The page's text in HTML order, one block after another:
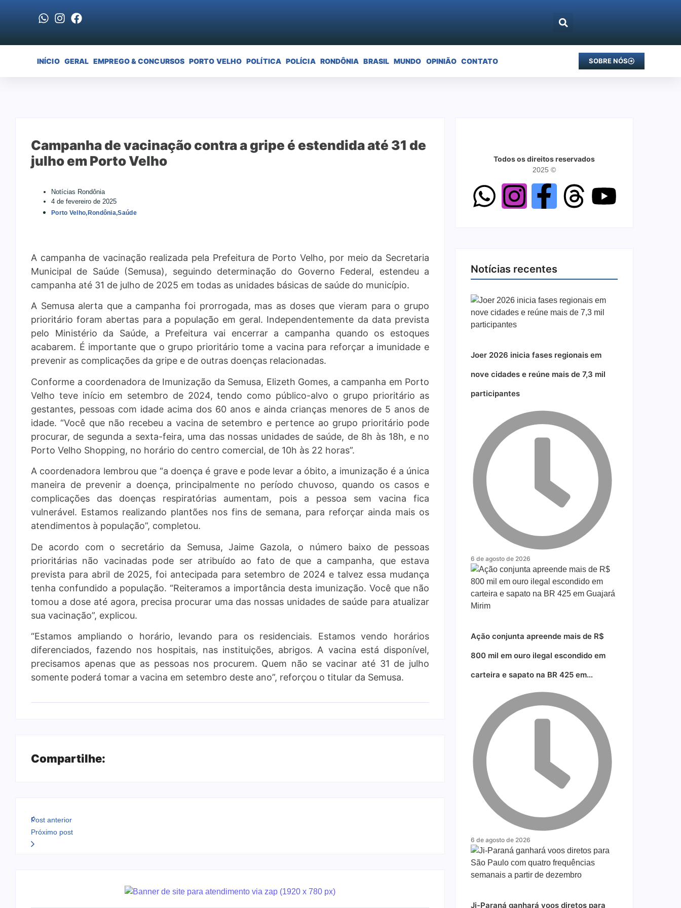
INÍCIO GERAL EMPREGO & CONCURSOS PORTO VELHO POLÍTICA POLÍCIA RONDÔNIA BRASIL MUNDO OPINIÃO CONTATO SOBRE NÓS
Campanha de vacinação contra a gripe é estendida até 31 de
julho em Porto Velho
Notícias Rondônia
4 de fevereiro de 2025
Porto Velho, Rondônia,Saúde
A campanha de vacinação realizada pela Prefeitura de Porto Velho, por meio da Secretaria
Municipal de Saúde (Semusa), seguindo determinação do Governo Federal, estendeu a
campanha até 31 de julho de 2025 em todas as unidades básicas de saúde do município.
A Semusa alerta que a campanha foi prorrogada, mas as doses que vieram para o grupo
prioritário foram abertas para a população em geral. Independentemente da data prevista
pelo Ministério da Saúde, a Prefeitura vai encerrar a campanha quando os estoques
acabarem. É importante que o grupo prioritário tome a vacina para reforçar a imunidade e
prevenir as complicações da gripe e de outras doenças relacionadas.
Conforme a coordenadora de Imunização da Semusa, Elizeth Gomes, a campanha em Porto
Velho teve início em setembro de 2024, tendo como público-alvo o grupo prioritário as
gestantes, pessoas com idade acima dos 60 anos e ainda crianças menores de 5 anos de
idade. “Você que não recebeu a vacina de setembro e pertence ao grupo prioritário pode
procurar, de segunda a sexta-feira, uma das nossas unidades de saúde, de 8h às 18h, e no
Porto Velho Shopping, no horário do centro comercial, de 10h às 22 horas”.
A coordenadora lembrou que “a doença é grave e pode levar a óbito, a imunização é a única
maneira de prevenir a doença, principalmente no período chuvoso, quando os casos e
complicações das doenças respiratórias aumentam, pois a pessoa sem vacina fica
vulnerável. Estamos realizando plantões nos fins de semana, para reforçar ainda mais os
atendimentos à população”, completou.
De acordo com o secretário da Semusa, Jaime Gazola, o número baixo de pessoas
prioritárias não vacinadas pode ser atribuído ao fato de que a campanha, que estava
prevista para abril de 2025, foi antecipada para setembro de 2024 e talvez essa mudança
tenha confundido a população. “Reiteramos a importância desta imunização. Você que não
tomou a dose até agora, precisa procurar uma das nossas unidades de saúde para atualizar
sua vacinação”, explicou.
“Estamos ampliando o horário, levando para os residenciais. Estamos vendo horários
diferenciados, fazendo nos hospitais, nas instituições, abrigos. A vacina está disponível,
precisamos apenas que as pessoas nos procurem. Quem não se vacinar até 31 de julho
somente poderá tomar a vacina em setembro deste ano”, reforçou o titular da Semusa.
Compartilhe:
Post anterior
Próximo post
Todos os direitos reservados
2025 ©
Notícias recentes
Joer 2026 inicia fases regionais em
nove cidades e reúne mais de 7,3 mil
participantes
6 de agosto de 2026
Ação conjunta apreende mais de R$
800 mil em ouro ilegal escondido em
carteira e sapato na BR 425 em…
6 de agosto de 2026
Ji-Paraná ganhará voos diretos para